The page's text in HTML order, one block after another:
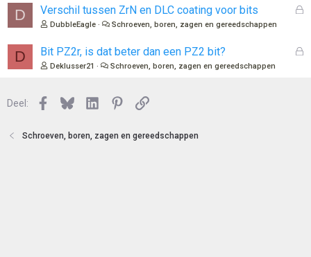
n
n
D
G
Verschil tussen ZrN en DLC coating voor bits
DubbleEagle Schroeven, boren, zagen en gereedschappen
D
G
Bit PZ2r, is dat beter dan een PZ2 bit?
Deklusser21 Schroeven, boren, zagen en gereedschappen
Deel: Facebook
BlueskyLinkedInPinterest
Link
Schroeven, boren, zagen en gereedschappen